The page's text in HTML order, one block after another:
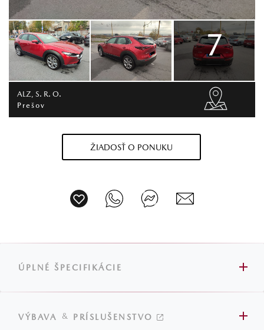
7
ALZ, S. R. O.
Prešov
ŽIADOSŤ O PONUKU
ÚPLNÉ ŠPECIFIKÁCIE
VÝBAVA & PRÍSLUŠENSTVO